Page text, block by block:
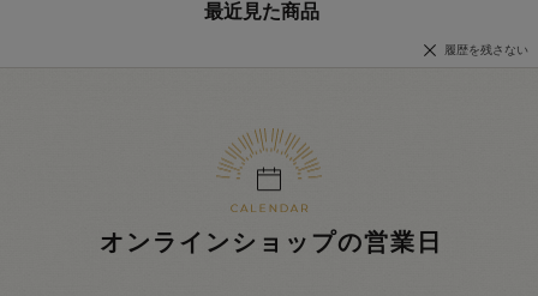
最近見た商品
履歴を残さない
オンラインショップの営業日